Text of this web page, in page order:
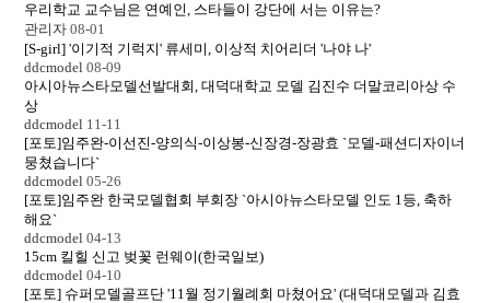
우리학교 교수님은 연예인, 스타들이 강단에 서는 이유는?
관리자 08-01
[S-girl] '이기적 기럭지' 류세미, 이상적 치어리더 '나야 나'
ddcmodel 08-09
아시아뉴스타모델선발대회, 대덕대학교 모델 김진수 더말코리아상 수
상
ddcmodel 11-11
[포토]임주완-이선진-양의식-이상봉-신장경-장광효 `모델-패션디자이너
뭉쳤습니다`
ddcmodel 05-26
[포토]임주완 한국모델협회 부회장 `아시아뉴스타모델 인도 1등, 축하
해요`
ddcmodel 04-13
15cm 킬힐 신고 벚꽃 런웨이(한국일보)
ddcmodel 04-10
[포토] 슈퍼모델골프단 '11월 정기월례회 마쳤어요' (대덕대모델과 김효